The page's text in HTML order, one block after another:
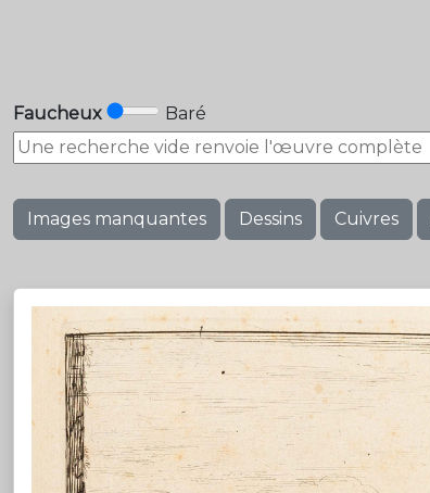
Faucheux Baré
Images manquantes Dessins Cuivres